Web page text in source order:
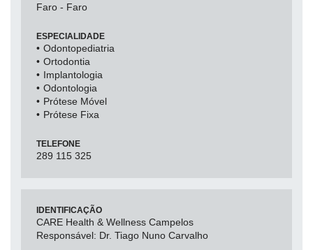
Faro - Faro
ESPECIALIDADE
Odontopediatria
Ortodontia
Implantologia
Odontologia
Prótese Móvel
Prótese Fixa
TELEFONE
289 115 325
IDENTIFICAÇÃO
CARE Health & Wellness Campelos
Responsável: Dr. Tiago Nuno Carvalho